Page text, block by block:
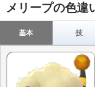
メリープの色違
基本 技